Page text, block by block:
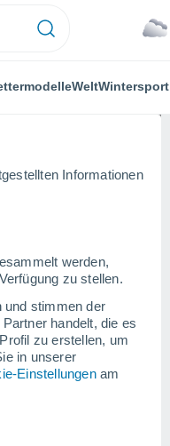
Informationen
werden,
zu stellen.
und stimmen der
handelt, die es
zu erstellen, um
in unserer
Einstellungenam
WeltWintersport
Samstag
8. Aug